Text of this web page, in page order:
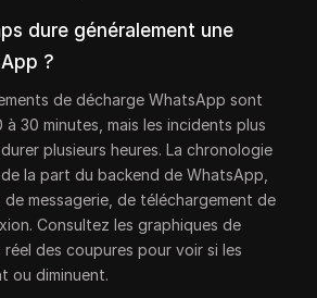
dure généralement une
?
de décharge WhatsApp sont
30 minutes, mais les incidents plus
plusieurs heures. La chronologie
la part du backend de WhatsApp,
de messagerie, de téléchargement de
Consultez les graphiques de
des coupures pour voir si les
ou diminuent.